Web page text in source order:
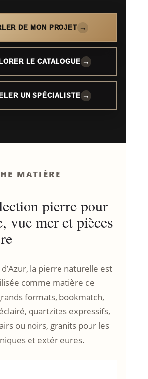
DE MON PROJET
LE CATALOGUE
UN SPÉCIALISTE
MATIÈRE
pierre pour
vue mer et pièces
d’Azur, la pierre naturelle est
comme matière de
formats, bookmatch,
quartzites expressifs,
ou noirs, granits pour les
et extérieures.